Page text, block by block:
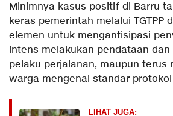
Minimnya kasus positif di Barru
keras pemerintah melalui TGTPP
elemen untuk mengantisipasi
intens melakukan pendataan
pelaku perjalanan, maupun terus
warga mengenai standar
LIHAT JUGA: